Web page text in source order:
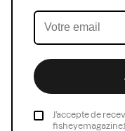
J’accepte de